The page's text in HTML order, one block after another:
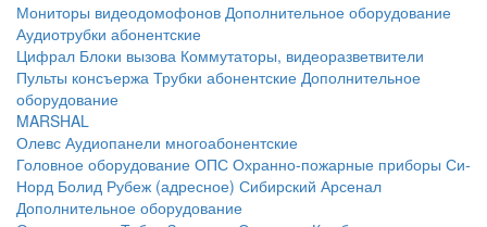
Мониторы видеодомофонов Дополнительное оборудование
Аудиотрубки абонентские
Цифрал Блоки вызова Коммутаторы, видеоразветвители
Пульты консъержа Трубки абонентские Дополнительное
оборудование
MARSHAL
Олевс Аудиопанели многоабонентские
Головное оборудование ОПС Охранно-пожарные приборы Си-
Норд Болид Рубеж (адресное) Сибирский Арсенал
Дополнительное оборудование